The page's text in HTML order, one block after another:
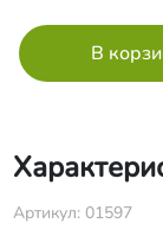
Артикул: 01597